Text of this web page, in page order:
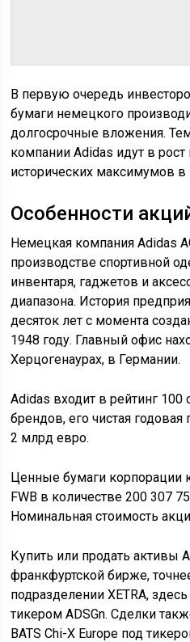
В первую очередь
бумаги немецкого
долгосрочные вложения.
компании Adidas идут в
исторических максимумов в
Особенности
Немецкая компания Adidas
производстве спортивной
инвентаря, гаджетов и
диапазона. История
десяток лет с момента
1948 году. Главный офис
Херцогенаурах, в Германии.
Adidas входит в рейтинг
брендов, его чистая
2 млрд евро.
Ценные бумаги корпорации
FWB в количестве 200 307
Номинальная стоимость
Купить или продать активы
франкфуртской бирже,
подразделении XETRA,
тикером ADSGn. Сделки
BATS Chi-X Europe под